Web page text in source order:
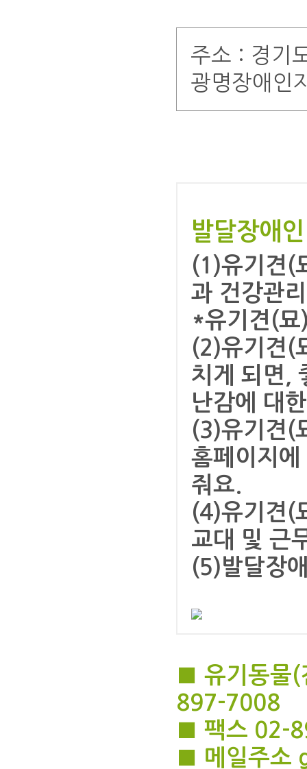
주소 : 경기
광명장애인
발달장애
(1)유기견(
과 건강관
*유기견(묘
(2)유기견(
치게 되면,
난감에 대
(3)유기견(
홈페이지
줘요.
(4)유기견(
교대 및 근
(5)발달장
■ 유기동물
897-7008
■ 팩스 02-
■ 메일주소